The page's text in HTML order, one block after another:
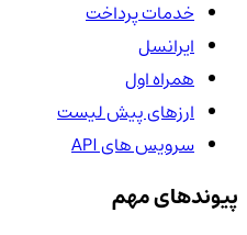
خدمات پرداخت
ایرانسل
همراه اول
ارزهای پیش لیست
سرویس های API
پیوندهای مهم